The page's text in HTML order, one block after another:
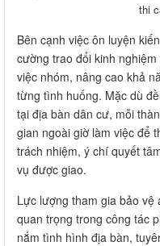
thi
Bên cạnh việc ôn luyện
cường trao đổi kinh
việc nhóm, nâng cao khả
từng tình huống. Mặc dù
tại địa bàn dân cư, mỗi
gian ngoài giờ làm việc để
trách nhiệm, ý chí quyết
vụ được giao.
Lực lượng tham gia bảo
quan trọng trong công tác
nắm tình hình địa bàn,